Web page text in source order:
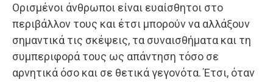
Ορισμένοι άνθρωποι είναι ευαίσθητοι στο
περιβάλλον τους και έτσι μπορούν να αλλάξουν
σημαντικά τις σκέψεις, τα συναισθήματα και τη
συμπεριφορά τους ως απάντηση τόσο σε
αρνητικά όσο και σε θετικά γεγονότα. Έτσι, όταν